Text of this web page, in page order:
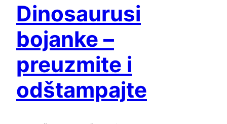
Dinosaurusi
bojanke –
preuzmite i
odštampajte